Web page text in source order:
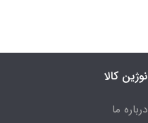
نوژین کالا
درباره ما